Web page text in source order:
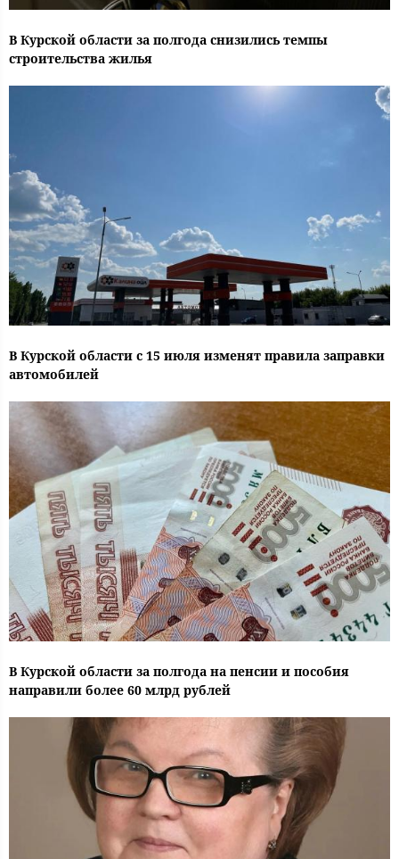
В Курской области за полгода снизились темпы
строительства жилья
В Курской области с 15 июля изменят правила заправки
автомобилей
В Курской области за полгода на пенсии и пособия
направили более 60 млрд рублей